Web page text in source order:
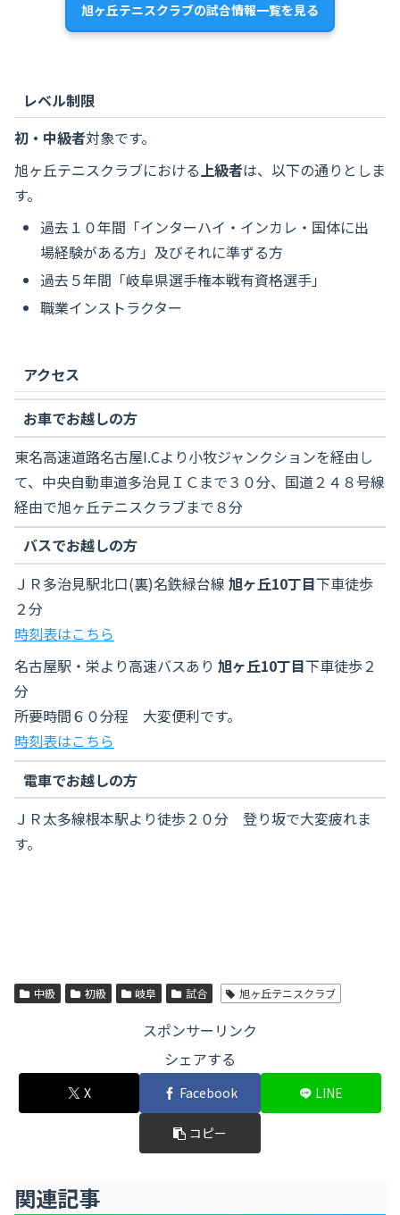
旭ヶ丘テニスクラブの試合情報一覧を見る
レベル制限
初・中級者対象です。
旭ヶ丘テニスクラブにおける 上級者は、以下の通りとしま
す。
過去１０年間「インターハイ・インカレ・国体に出
場経験がある方」及びそれに準ずる方
過去５年間「岐阜県選手権本戦有資格選手」
職業インストラクター
アクセス
お車でお越しの方
東名高速道路名古屋I.Cより小牧ジャンクションを経由し
て、中央自動車道多治見ＩＣまで３０分、国道２４８号線
経由で旭ヶ丘テニスクラブまで８分
バスでお越しの方
ＪＲ多治見駅北口(裏)名鉄緑台線 旭ヶ丘10丁目下車徒歩
２分
時刻表はこちら
名古屋駅・栄より高速バスあり 旭ヶ丘10丁目下車徒歩２
分
所要時間６０分程 大変便利です。
時刻表はこちら
電車でお越しの方
ＪＲ太多線根本駅より徒歩２０分 登り坂で大変疲れま
す。
中級 初級 岐阜 試合 旭ヶ丘テニスクラブ
スポンサーリンク
シェアする
X Facebook LINE
コピー
関連記事